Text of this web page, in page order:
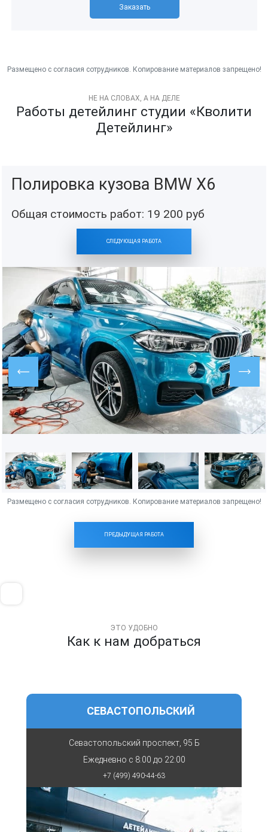
Заказать
НЕ НА СЛОВАХ, А НА ДЕЛЕ
Работы детейлинг студии «Кволити
Детейлинг»
Полировка кузова BMW X6
Общая стоимость работ: 19 200 руб
СЛЕДУЮЩАЯ РАБОТА
ПРЕДЫДУЩАЯ РАБОТА
ЭТО УДОБНО
Как к нам добраться
СЕВАСТОПОЛЬСКИЙ
Севастопольский проспект, 95 Б
Ежедневно с 8:00 до 22:00
+7 (499) 490-44-63